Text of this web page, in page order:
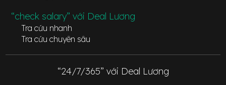
“check salary” với Deal Lương
Tra cứu nhanh
Tra cứu chuyên sâu
“24/7/365” với Deal Lương